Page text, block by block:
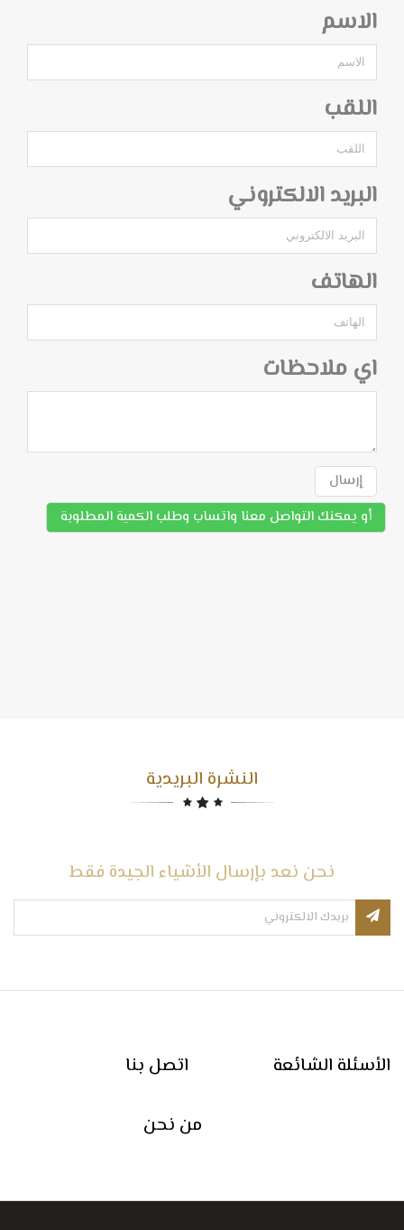
الاسم
اللقب
البريد الالكتروني
الهاتف
اي ملاحظات
إرسال
أو يمكنك التواصل معنا واتساب وطلب الكمية المطلوبة
النشرة البريدية
نحن نعد بإرسال الأشياء الجيدة فقط
اتصل بنا الأسئلة الشائعة
من نحن